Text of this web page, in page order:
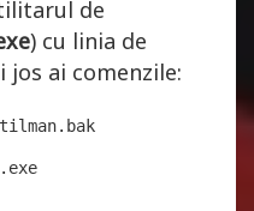
de
) cu linia de
jos ai comenzile: